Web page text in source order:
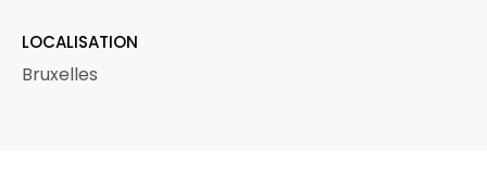
LOCALISATION
Bruxelles